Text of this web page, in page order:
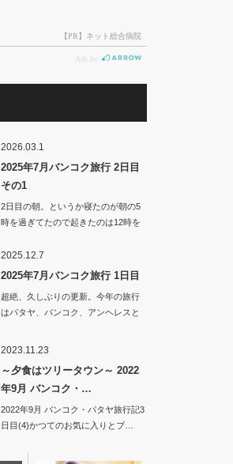
2026.03.1
2025年7月バンコク旅行 2日目
その1
2日目の朝。というか寝たのが朝の5
時を過ぎてたので起きたのは12時を
2025.12.7
2025年7月バンコク旅行 1日目
超絶、久しぶりの更新。今年の旅行
はパタヤ、バンコク、アンヘレスと
2023.11.23
～夕食はツリータウン～ 2022
年9月 バンコク・…
2022年9月 バンコク・パタヤ旅行記3
日目(4)かつてのお気に入りとブ…